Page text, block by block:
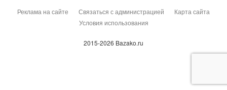
Реклама на сайте Связаться с администрацией
Карта сайта
Условия использования
2015-2026 Bazako.ru